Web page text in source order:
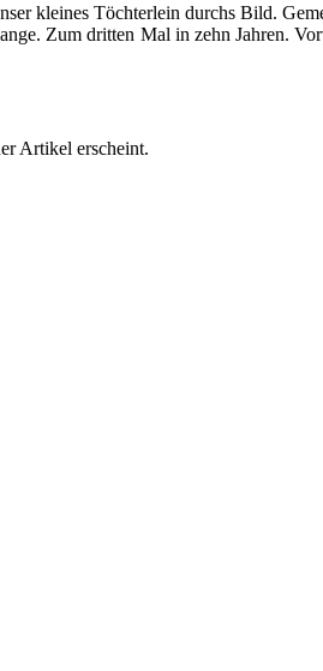
kleines Töchterlein durchs Bild.
Zum dritten Mal in zehn Jahren.
Artikel erscheint.